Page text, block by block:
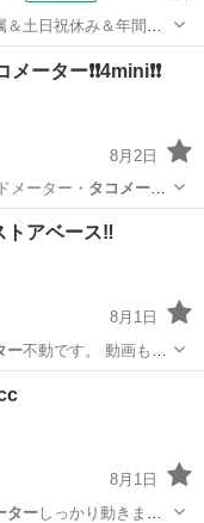
＆土日祝休み＆年間休
OK＆無料駐車場あり
大宮市》 人気の
ーター❗❗4mini❗❗
8月2日
メーター・ タコメータ
アベース‼️
8月1日
ー不動です。 動画もあ
8月1日
ターしっかり動きま